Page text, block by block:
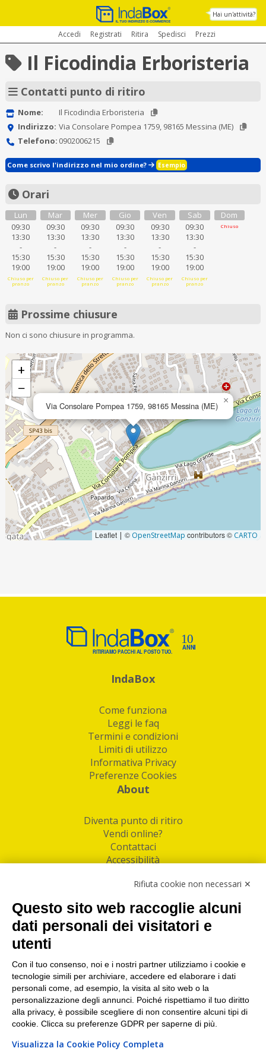
Hai un'attività?
Accedi Registrati Ritira Spedisci Prezzi
Il Ficodindia Erboristeria
Contatti punto di ritiro
Nome:
Il Ficodindia Erboristeria
Indirizzo: Via Consolare Pompea 1759, 98165 Messina (ME)
Telefono: 0902006215
Come scrivo l'indirizzo nel mio ordine? Esempio
Orari
Lun
09:30
13:30
-
15:30
19:00
Chiuso per
pranzo
Mar
09:30
13:30
-
15:30
19:00
Chiuso per
pranzo
Mer
09:30
13:30
-
15:30
19:00
Chiuso per
pranzo
Gio
09:30
13:30
-
15:30
19:00
Chiuso per
pranzo
Ven
09:30
13:30
-
15:30
19:00
Chiuso per
pranzo
Sab
09:30
13:30
-
15:30
19:00
Chiuso per
pranzo
Dom
Chiuso
Prossime chiusure
Non ci sono chiusure in programma.
Via Consolare Pompea 1759, 98165 Messina (ME) ×
+
−
Leaflet | © OpenStreetMap contributors © CARTO
IndaBox
Come funziona
Leggi le faq
Termini e condizioni
Limiti di utilizzo
Informativa Privacy
Preferenze Cookies
About
Diventa punto di ritiro
Vendi online?
Contattaci
Accessibilità
Facebook
Linkedin
I nostri punti di ritiro e spedizione pacchi nelle
maggiori città italiane
Torino|Milano|Roma|Bologna|Firenze| Genova
Napoli|Varese
Rifiuta cookie non necessari ✕
Questo sito web raccoglie alcuni
dati personali dei visitatori e
utenti
Con il tuo consenso, noi e i nostri partner utilizziamo i cookie e
tecnologie simili per archiviare, accedere ed elaborare i dati
personali come, ad esempio, la visita al sito web o la
personalizzazione degli annunci. Poiché rispettiamo il tuo diritto
alla privacy, è possibile scegliere di non consentire alcuni tipi di
cookie. Clicca su preferenze GDPR per saperne di più.
Visualizza la Cookie Policy Completa